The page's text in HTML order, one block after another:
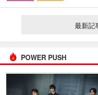
最新記
POWER PUSH